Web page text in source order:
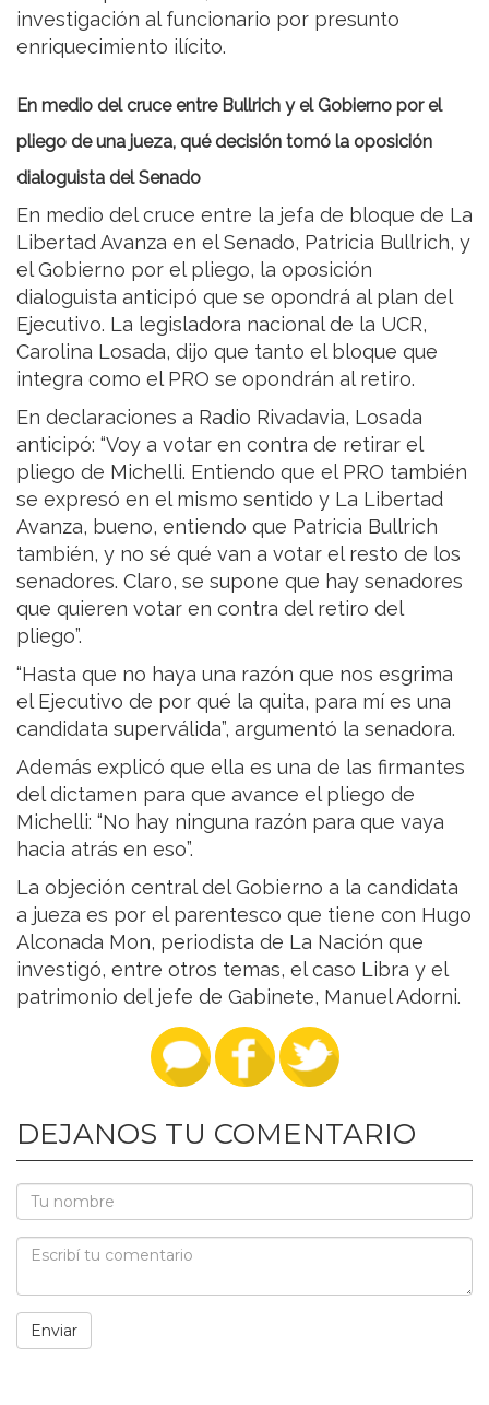
investigación al funcionario por presunto
enriquecimiento ilícito.
En medio del cruce entre Bullrich y el Gobierno por el
pliego de una jueza, qué decisión tomó la oposición
dialoguista del Senado
En medio del cruce entre la jefa de bloque de La
Libertad Avanza en el Senado, Patricia Bullrich, y
el Gobierno por el pliego, la oposición
dialoguista anticipó que se opondrá al plan del
Ejecutivo. La legisladora nacional de la UCR,
Carolina Losada, dijo que tanto el bloque que
integra como el PRO se opondrán al retiro.
En declaraciones a Radio Rivadavia, Losada
anticipó: “Voy a votar en contra de retirar el
pliego de Michelli. Entiendo que el PRO también
se expresó en el mismo sentido y La Libertad
Avanza, bueno, entiendo que Patricia Bullrich
también, y no sé qué van a votar el resto de los
senadores. Claro, se supone que hay senadores
que quieren votar en contra del retiro del
pliego”.
“Hasta que no haya una razón que nos esgrima
el Ejecutivo de por qué la quita, para mí es una
candidata superválida”, argumentó la senadora.
Además explicó que ella es una de las firmantes
del dictamen para que avance el pliego de
Michelli: “No hay ninguna razón para que vaya
hacia atrás en eso”.
La objeción central del Gobierno a la candidata
a jueza es por el parentesco que tiene con Hugo
Alconada Mon, periodista de La Nación que
investigó, entre otros temas, el caso Libra y el
patrimonio del jefe de Gabinete, Manuel Adorni.
DEJANOS TU COMENTARIO